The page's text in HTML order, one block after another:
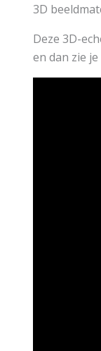
3D
Deze 3D-
en dan zie